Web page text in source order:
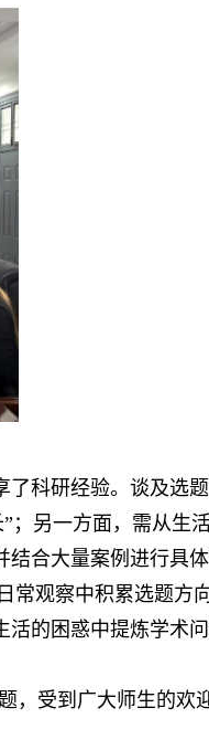
科研经验。谈及选
另一方面，需从生
合大量案例进行具体
观察中积累选题方向
的困惑中提炼学术
，受到广大师生的欢迎